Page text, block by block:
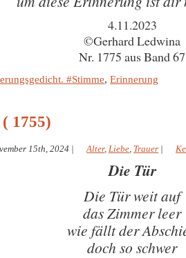
4.11.2023
©Gerhard Ledwina
Nr. 1775 aus Band 67
#Stimme, Erinnerung
1755)
15th, 2024 | Alter, Liebe, Trauer |
Die Tür
Die Tür weit auf
das Zimmer leer
wie fällt der
doch so schwer